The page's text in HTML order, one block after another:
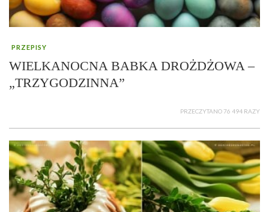
PRZEPISY
WIELKANOCNA BABKA DROŻDŻOWA –
„TRZYGODZINNA”
PRZECZYTANO 76 494 RAZY